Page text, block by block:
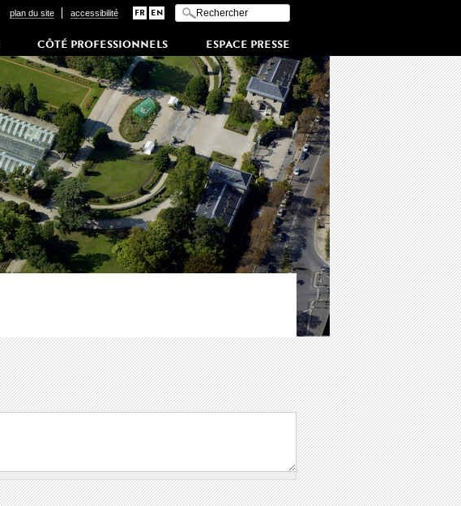
plan du site accessibilité FR EN Saisissez vos mots-clés
rechercher
CÔTÉ PROFESSIONNELS ESPACE PRESSE